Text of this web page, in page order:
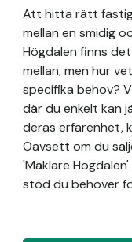
Att hitta rätt
mellan en smidig
Högdalen finns
mellan, men hur
specifika behov?
där du enkelt kan
deras erfarenhet,
Oavsett om du
'Mäklare
stöd du behöver